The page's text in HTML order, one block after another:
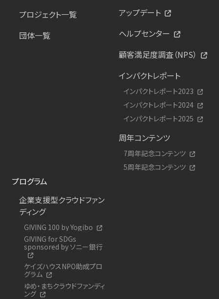
プロジェクト一覧
団体一覧
アップデート
ヘルプセンター
顧客満足度調査（NPS）
インパクトレポート
インパクトレポート2023
インパクトレポート2024
インパクトレポート2025
周年コンテンツ
7周年記念コンテンツ
5周年記念コンテンツ
プログラム
企業支援型クラウドファン
ディング
GIVING 100 by Yogibo
GIVING for SDGs
sponsored by ソニー銀行
ケイズハウスNPO助成プロ
グラム
ゆめ・まちクラウドファンディ
ング